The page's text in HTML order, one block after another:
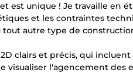
est unique ! Je travaille en
et les contraintes
autre type de
2D clairs et précis, qui
visualiser l'agencement des